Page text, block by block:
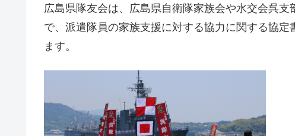
広島県隊友会は、広島県自衛隊家族会や水交会呉
で、派遣隊員の家族支援に対する協力に関する協
ます。